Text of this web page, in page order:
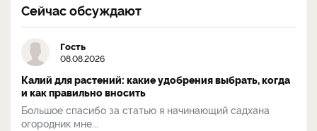
Сейчас обсуждают
Гость
08.08.2026
Калий для растений: какие удобрения выбрать, когда
и как правильно вносить
Большое спасибо за статью я начинающий садхана
огородник мне...